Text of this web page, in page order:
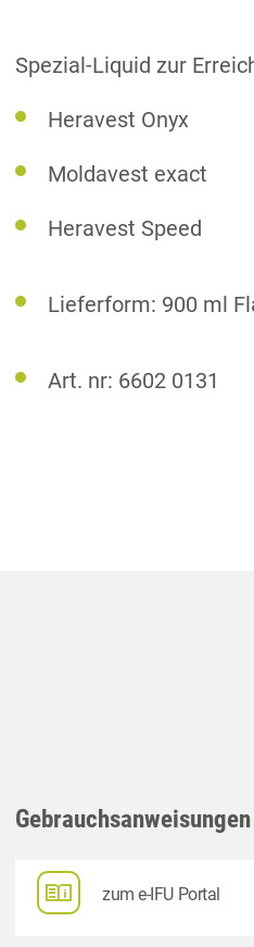
Spezial-Liquid zur
Heravest Onyx
Moldavest exact
Heravest Speed
Lieferform: 900 ml
Art. nr: 6602 0131
Gebrauchsanweisungen
zum e-IFU Portal